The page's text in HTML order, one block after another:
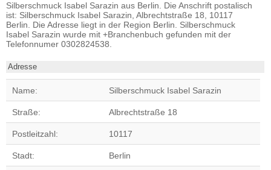
Silberschmuck Isabel Sarazin aus Berlin. Die Anschrift postalisch
ist: Silberschmuck Isabel Sarazin, Albrechtstraße 18, 10117
Berlin. Die Adresse liegt in der Region Berlin. Silberschmuck
Isabel Sarazin wurde mit +Branchenbuch gefunden mit der
Telefonnumer 0302824538.
Adresse
Name: Silberschmuck Isabel Sarazin
Straße: Albrechtstraße 18
Postleitzahl: 10117
Stadt: Berlin